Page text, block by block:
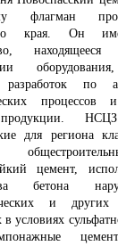
флагман
края. Он
разработок по
процессов
продукции.
для региона
цемент,
бетона
и других
условиях